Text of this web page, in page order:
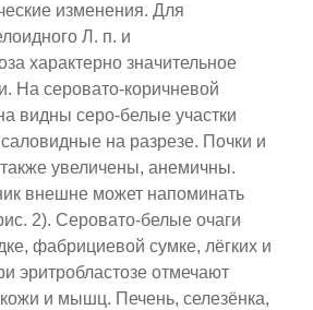
изменения. Для
Л. п. и
характерно значительное
На серовато-коричневой
видны серо-белые участки
на разрезе. Почки и
увеличены, анемичны.
внешне может напоминать
2). Серовато-белые очаги
фабрициевой сумке, лёгких и
эритробластозе отмечают
и мышц. Печень, селезёнка,